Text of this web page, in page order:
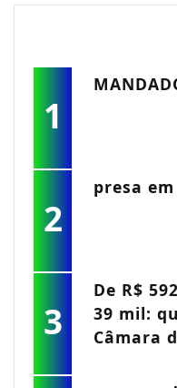
1
2
presa
3
De R$
39 mil:
Câmara